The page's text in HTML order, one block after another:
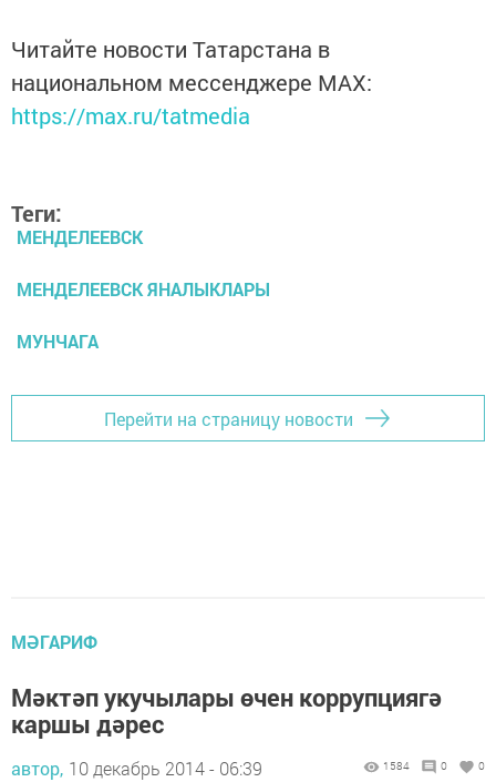
Читайте новости Татарстана в
национальном мессенджере MАХ:
https://max.ru/tatmedia
Теги:
МЕНДЕЛЕЕВСК
МЕНДЕЛЕЕВСК ЯНАЛЫКЛАРЫ
МУНЧАГА
Перейти на страницу новости
МӘГАРИФ
Мәктәп укучылары өчен коррупциягә
каршы дәрес
автор, 10 декабрь 2014 - 06:39 1584 0 0